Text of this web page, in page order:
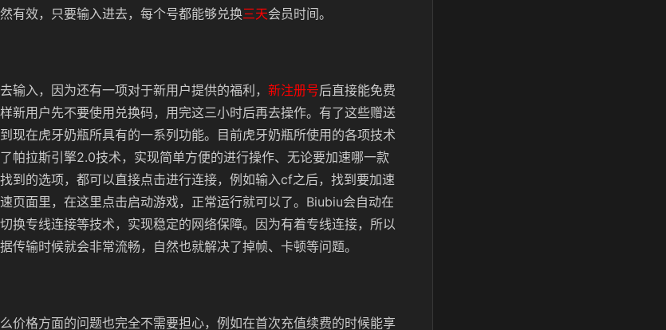
有效，只要输入进去，每个号都能够兑换三天会员时间。
输入，因为还有一项对于新用户提供的福利， 新注册号后直接能免费
新用户先不要使用兑换码，用完这三小时后再去操作。有了这些赠送
现在虎牙奶瓶所具有的一系列功能。目前虎牙奶瓶所使用的各项技术
帕拉斯引擎2.0技术，实现简单方便的进行操作、无论要加速哪一款
到的选项，都可以直接点击进行连接，例如输入cf之后，找到要加速
页面里，在这里点击启动游戏，正常运行就可以了。Biubiu会自动在
换专线连接等技术，实现稳定的网络保障。因为有着专线连接，所以
传输时候就会非常流畅，自然也就解决了掉帧、卡顿等问题。
价格方面的问题也完全不需要担心，例如在首次充值续费的时候能享